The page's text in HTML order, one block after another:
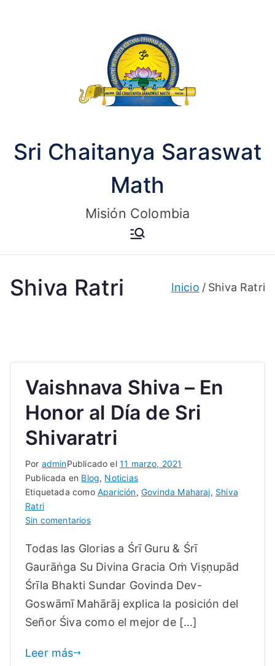
Sri Chaitanya Saraswat
Math
Misión Colombia
Shiva Ratri Inicio Shiva Ratri
Vaishnava Shiva – En
Honor al Día de Sri
Shivaratri
Por adminPublicado el 11 marzo, 2021
Publicada en Blog, Noticias
Etiquetada como Aparición, Govinda Maharaj, Shiva
Ratri
Sin comentariosen
Shiva
Honor
al
Día
Todas las Glorias a Śrī Guru & Śrī
Gaurāṅga Su Divina Gracia Oṁ Viṣṇupād
Śrīla Bhakti Sundar Govinda Dev-
Goswāmī Mahārāj explica la posición del
Señor Śiva como el mejor de […]
Leer más